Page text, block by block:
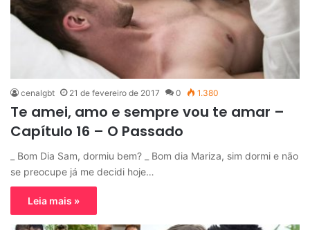
cenalgbt 21 de fevereiro de 2017 0 1.380
Te amei, amo e sempre vou te amar –
Capítulo 16 – O Passado
_ Bom Dia Sam, dormiu bem? _ Bom dia Mariza, sim dormi e não
se preocupe já me decidi hoje…
Leia mais »